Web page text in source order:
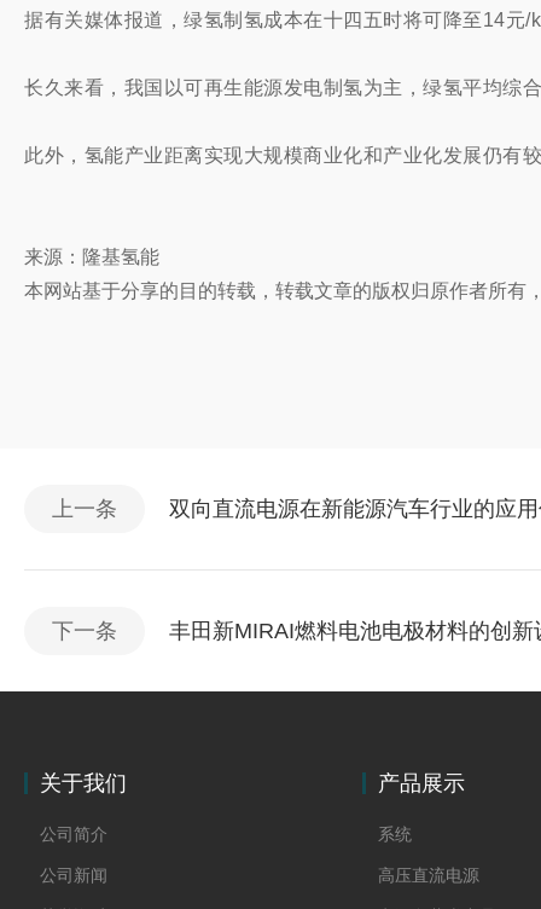
据有关媒体报道，绿氢制氢成本在十四五时将可降至14
长久来看，我国以可再生能源发电制氢为主， 绿氢平均综
此外，氢能产业距离实现大规模商业化和产业化发展仍有
来源：隆基氢能
本网站基于分享的目的转载，转载文章的版权归原作者所有
上一条 双向直流电源在新能源汽车行业的应
下一条 丰田新MIRAI燃料电池电极材料的创新
关于我们
公司简介
公司新闻
产品展示
系统
高压直流电源